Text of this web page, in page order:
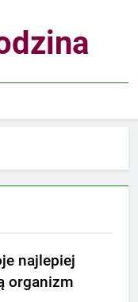
najlepiej
organizm